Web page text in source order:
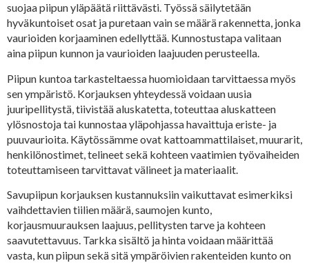
suojaa piipun yläpäätä riittävästi. Työssä säilytetään
hyväkuntoiset osat ja puretaan vain se määrä rakennetta, jonka
vaurioiden korjaaminen edellyttää. Kunnostustapa valitaan
aina piipun kunnon ja vaurioiden laajuuden perusteella.
Piipun kuntoa tarkasteltaessa huomioidaan tarvittaessa myös
sen ympäristö. Korjauksen yhteydessä voidaan uusia
juuripellitystä, tiivistää aluskatetta, toteuttaa aluskatteen
ylösnostoja tai kunnostaa yläpohjassa havaittuja eriste- ja
puuvaurioita. Käytössämme ovat kattoammattilaiset, muurarit,
henkilönostimet, telineet sekä kohteen vaatimien työvaiheiden
toteuttamiseen tarvittavat välineet ja materiaalit.
Savupiipun korjauksen kustannuksiin vaikuttavat esimerkiksi
vaihdettavien tiilien määrä, saumojen kunto,
korjausmuurauksen laajuus, pellitysten tarve ja kohteen
saavutettavuus. Tarkka sisältö ja hinta voidaan määrittää
vasta, kun piipun sekä sitä ympäröivien rakenteiden kunto on